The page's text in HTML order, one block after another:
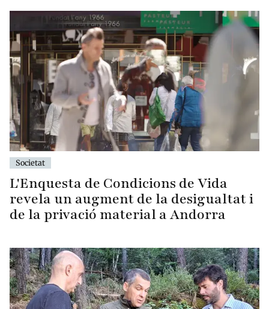
Societat
L'Enquesta de Condicions de Vida
revela un augment de la desigualtat i
de la privació material a Andorra